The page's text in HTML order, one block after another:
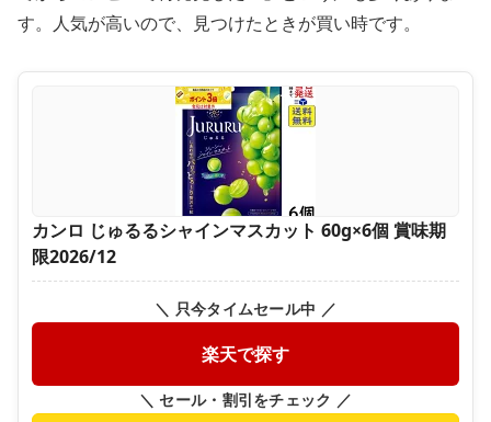
す。人気が高いので、見つけたときが買い時です。
カンロ じゅるるシャインマスカット 60g×6個 賞味期
限2026/12
＼ 只今タイムセール中 ／
楽天で探す
＼ セール・割引をチェック ／